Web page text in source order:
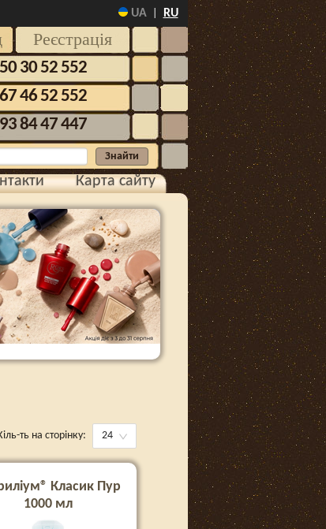
UA RU
Реєстрація
30 52 552
46 52 552
84 47 447
Карта сайту
ть на сторінку: 24
Класик Пур
1000 мл